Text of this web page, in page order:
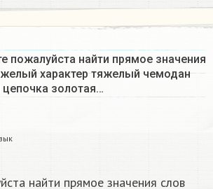
пожалуйста найти прямое значения
характер тяжелый чемодан
цепочка золотая…
найти прямое значения слов